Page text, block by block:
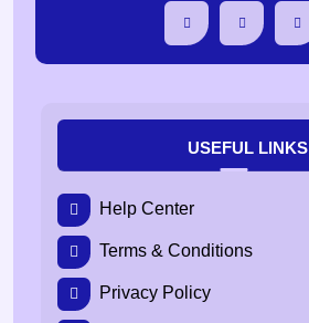
USEFUL LINKS
Help Center
Terms & Conditions
Privacy Policy